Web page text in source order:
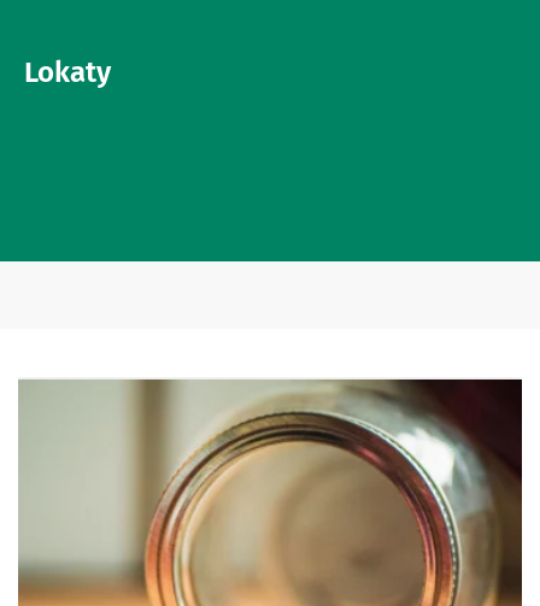
Lokaty